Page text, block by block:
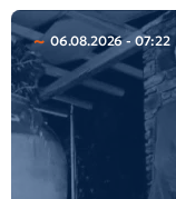
06.08.2026 - 07:22